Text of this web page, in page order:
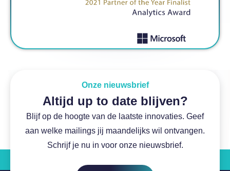
Onze nieuwsbrief
Altijd up to date blijven?
Blijf op de hoogte van de laatste innovaties. Geef
aan welke mailings jij maandelijks wil ontvangen.
Schrijf je nu in voor onze nieuwsbrief.